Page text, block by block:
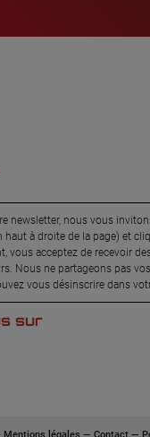
newsletter, nous vous
haut à droite de la page) et
vous acceptez de recevoir
Nous ne partageons pas
vous désinscrire dans
sur
Mentions légales — Contact —